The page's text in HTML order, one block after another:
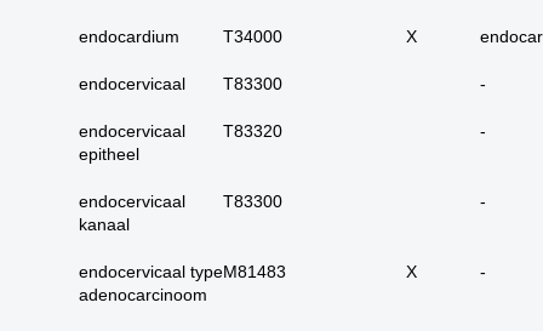
21. alle melanomen in
endocardium T34000 X
endocervicaal T83300 -
endocervicaal
epitheel
T83320 -
endocervicaal
kanaal
T83300 -
endocervicaal type
adenocarcinoom
M81483 X -